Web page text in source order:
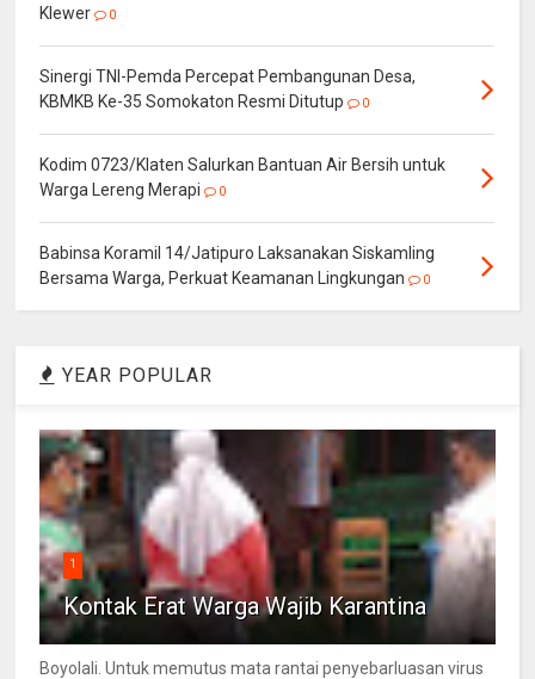
Klewer
0
Sinergi TNI-Pemda Percepat Pembangunan Desa,
KBMKB Ke-35 Somokaton Resmi Ditutup
0
Kodim 0723/Klaten Salurkan Bantuan Air Bersih untuk
Warga Lereng Merapi
0
Babinsa Koramil 14/Jatipuro Laksanakan Siskamling
Bersama Warga, Perkuat Keamanan Lingkungan
0
YEAR POPULAR
1
Kontak Erat Warga Wajib Karantina
Boyolali. Untuk memutus mata rantai penyebarluasan virus